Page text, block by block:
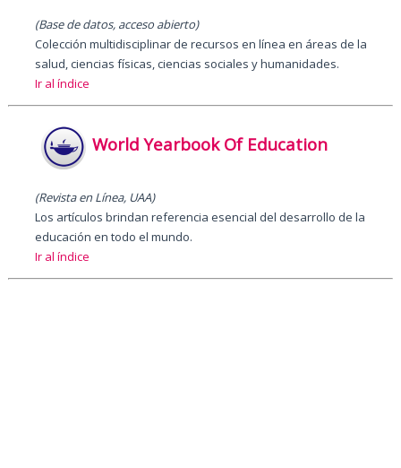
(Base de datos, acceso abierto)
Colección multidisciplinar de recursos en línea en áreas de la
salud, ciencias físicas, ciencias sociales y humanidades.
Ir al índice
World Yearbook Of Education
(Revista en Línea, UAA)
Los artículos brindan referencia esencial del desarrollo de la
educación en todo el mundo.
Ir al índice